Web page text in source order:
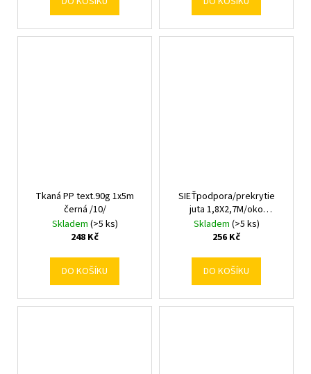
Tkaná PP text.90g 1x5m
černá /10/
Skladem (>5 ks)
248 Kč
DO KOŠÍKU
SIEŤpodpora/prekrytie
juta 1,8X2,7M/oko
14x14cm/
Skladem (>5 ks)
256 Kč
DO KOŠÍKU